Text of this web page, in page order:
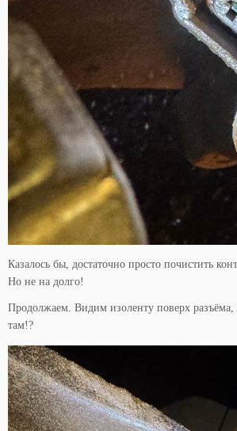
Казалось бы, достаточно просто почистить
Но не на долго!
Продолжаем. Видим изоленту поверх
там!?